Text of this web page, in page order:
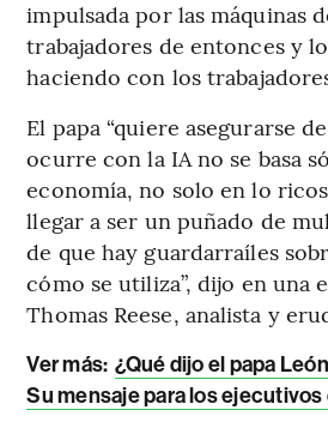
impulsada por las máquinas
trabajadores de entonces y
haciendo con los
El papa “quiere asegurarse
ocurre con la IA no se basa
economía, no solo en lo
llegar a ser un puñado de
de que hay guardarraíles
cómo se utiliza”, dijo en una
Thomas Reese, analista y
Ver más: ¿Qué dijo el papa
Su mensaje para los